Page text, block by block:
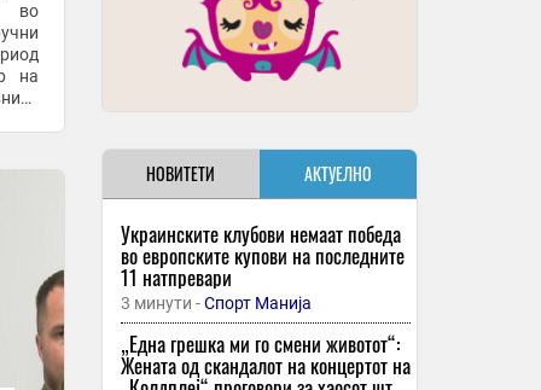
во
на
НОВИТЕТИ АКТУЕЛНО
Украинските клубови немаат победа
во европските купови на последните
11 натпревари
3 минути -Спорт Манија
„Една грешка ми го смени животот“:
Жената од скандалот на концертот на